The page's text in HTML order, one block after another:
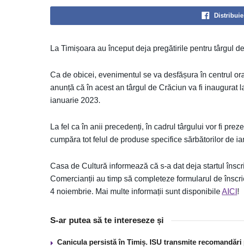
Distribuie
La Timișoara au început deja pregătirile pentru târgul
Ca de obicei, evenimentul se va desfășura în centrul
anunță că în acest an târgul de Crăciun va fi inaugurat
ianuarie 2023.
La fel ca în anii precedenți, în cadrul târgului vor fi
cumpăra tot felul de produse specifice sărbătorilor de
Casa de Cultură informează că s-a dat deja startul
Comercianții au timp să completeze formularul de
4 noiembrie. Mai multe informații sunt disponibileAICI !
S-ar putea să te intereseze și
Canicula persistă în Timiș. ISU transmite